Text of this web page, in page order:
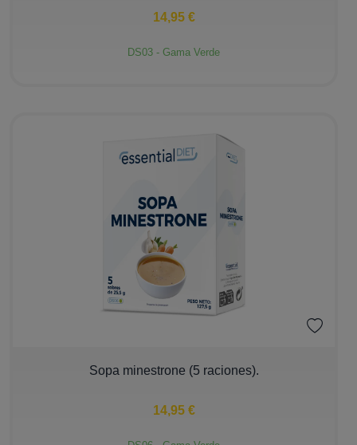
14,95 €
DS03 - Gama Verde
Sopa minestrone (5 raciones).
14,95 €